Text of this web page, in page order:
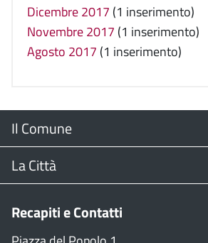
Dicembre 2017 (1 inserimento)
Novembre 2017 (1 inserimento)
Agosto 2017 (1 inserimento)
Menu
Footer
Il Comune
Il Sindaco
Consiglio Comunale
La Città
Stradario
Recapiti e Contatti